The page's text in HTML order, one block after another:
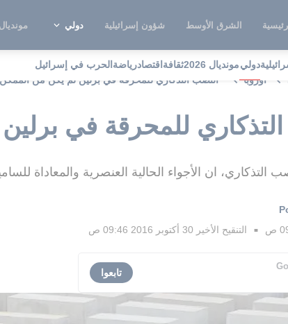
الشرق الأوسط شؤون إسرائيلية دولي مونديال
دوليمونديال 2026 ثقافة اقتصادرياضة الحرب في إسرائيل
أوروبا "النصب التذكاري للمحرقة في برلين لم يكن من الممكن
للمحرقة في
ان الأجواء الحالية العنصرية والمعاداة
■ التنقيح الأخير 30 أكتوبر 2016 09:46 ص
تابعوا